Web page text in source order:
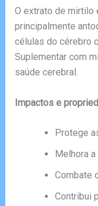
O extrato de mirtilo
principalmente
células do cérebro
Suplementar com
saúde cerebral.
Impactos e
Protege
Melhora
Combate
Contribui